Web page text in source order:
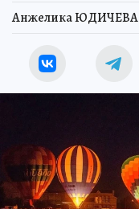
Анжелика ЮДИЧЕВА